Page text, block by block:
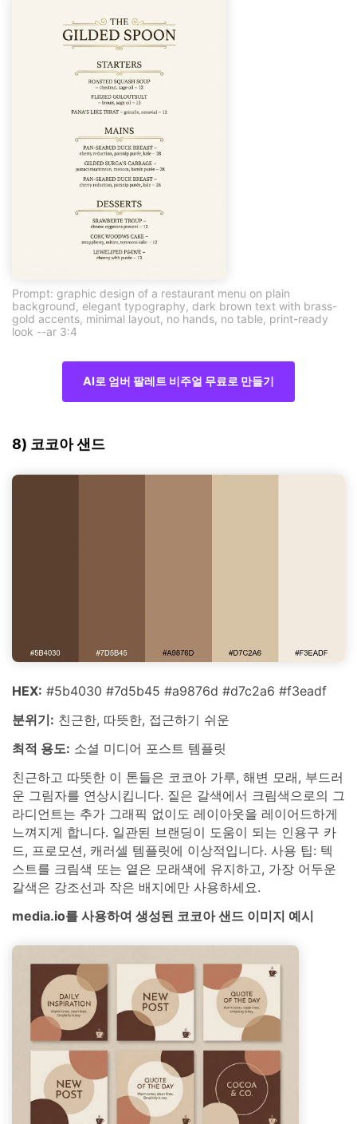
Prompt: graphic design of a restaurant menu on plain
background, elegant typography, dark brown text with brass-
gold accents, minimal layout, no hands, no table, print-ready
look --ar 3:4
AI로 엄버 팔레트 비주얼 무료로 만들기
8) 코코아 샌드
HEX: #5b4030 #7d5b45 #a9876d #d7c2a6 #f3eadf
분위기: 친근한, 따뜻한, 접근하기 쉬운
최적 용도: 소셜 미디어 포스트 템플릿
친근하고 따뜻한 이 톤들은 코코아 가루, 해변 모래, 부드러
운 그림자를 연상시킵니다. 짙은 갈색에서 크림색으로의 그
라디언트는 추가 그래픽 없이도 레이아웃을 레이어드하게
느껴지게 합니다. 일관된 브랜딩이 도움이 되는 인용구 카
드, 프로모션, 캐러셀 템플릿에 이상적입니다. 사용 팁: 텍
스트를 크림색 또는 옅은 모래색에 유지하고, 가장 어두운
갈색은 강조선과 작은 배지에만 사용하세요.
media.io를 사용하여 생성된 코코아 샌드 이미지 예시